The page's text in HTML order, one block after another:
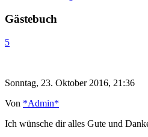
Gästebuch
5
Sonntag, 23. Oktober 2016, 21:36
Von *Admin*
Ich wünsche dir alles Gute und